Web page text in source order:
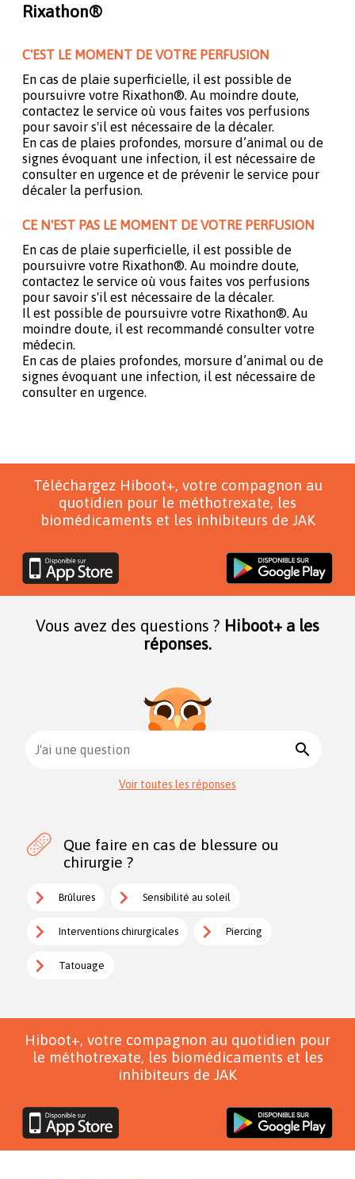
Rixathon®
C'EST LE MOMENT DE VOTRE PERFUSION
En cas de plaie superficielle, il est possible de
poursuivre votre Rixathon®. Au moindre doute,
contactez le service où vous faites vos perfusions
pour savoir s'il est nécessaire de la décaler.
En cas de plaies profondes, morsure d’animal ou de
signes évoquant une infection, il est nécessaire de
consulter en urgence et de prévenir le service pour
décaler la perfusion.
CE N'EST PAS LE MOMENT DE VOTRE PERFUSION
En cas de plaie superficielle, il est possible de
poursuivre votre Rixathon®. Au moindre doute,
contactez le service où vous faites vos perfusions
pour savoir s'il est nécessaire de la décaler.
Il est possible de poursuivre votre Rixathon®. Au
moindre doute, il est recommandé consulter votre
médecin.
En cas de plaies profondes, morsure d’animal ou de
signes évoquant une infection, il est nécessaire de
consulter en urgence.
Téléchargez Hiboot+, votre compagnon au
quotidien pour le méthotrexate, les
biomédicaments et les inhibiteurs de JAK
Vous avez des questions ? Hiboot+ a les
réponses.
J'ai une question search
Voir toutes les réponses
Que faire en cas de blessure ou
chirurgie ?
Brûlures Sensibilité au soleil
Interventions chirurgicales Piercing
Tatouage
Hiboot+, votre compagnon au quotidien pour
le méthotrexate, les biomédicaments et les
inhibiteurs de JAK